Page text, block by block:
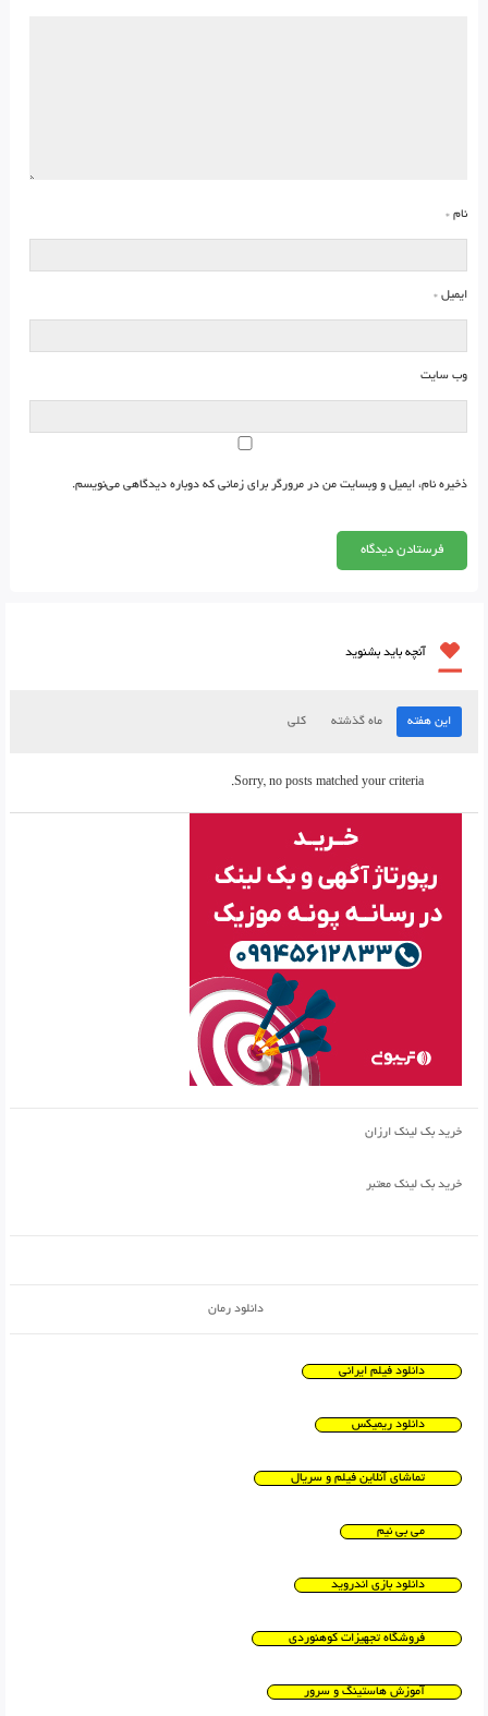
نام *
ایمیل *
وب‌ سایت
ذخیره نام، ایمیل و وبسایت من در مرورگر برای زمانی که دوباره دیدگاهی می‌نویسم.
آنچه باید بشنوید
این هفته ماه گذشته کلی
Sorry, no posts matched your criteria.
خرید بک لینک ارزان
خرید بک لینک معتبر
دانلود رمان
دانلود فیلم ایرانی
دانلود ریمیکس
تماشای آنلاین فیلم و سریال
می بی نیم
دانلود بازی اندروید
فروشگاه تجهیزات کوهنوردی
آموزش هاستینگ و سرور